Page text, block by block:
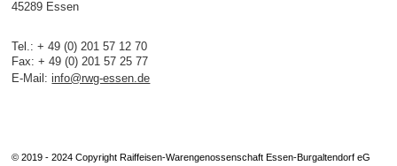
45289 Essen
Tel.: + 49 (0) 201 57 12 70
Fax: + 49 (0) 201 57 25 77
E-Mail:info@rwg-essen.de
© 2019 - 2024 Copyright Raiffeisen-Warengenossenschaft Essen-Burgaltendorf eG